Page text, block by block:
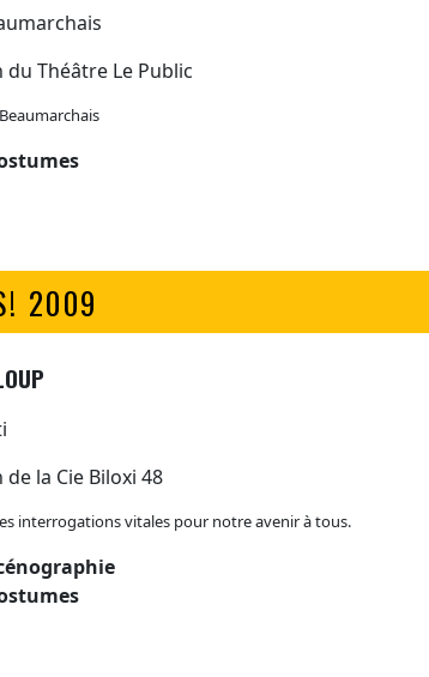
Théâtre Le Public
2009
la Cie Biloxi 48
interrogations vitales pour notre avenir à tous.